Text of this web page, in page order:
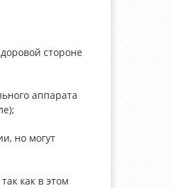
стороне
аппарата
но могут
как в этом